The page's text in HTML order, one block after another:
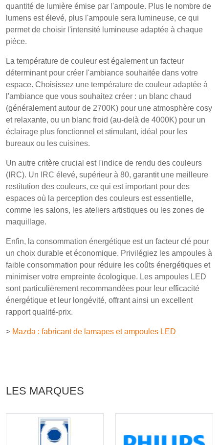
quantité de lumière émise par l'ampoule. Plus le nombre de
lumens est élevé, plus l'ampoule sera lumineuse, ce qui
permet de choisir l'intensité lumineuse adaptée à chaque
pièce.
La température de couleur est également un facteur
déterminant pour créer l'ambiance souhaitée dans votre
espace. Choisissez une température de couleur adaptée à
l'ambiance que vous souhaitez créer : un blanc chaud
(généralement autour de 2700K) pour une atmosphère cosy
et relaxante, ou un blanc froid (au-delà de 4000K) pour un
éclairage plus fonctionnel et stimulant, idéal pour les
bureaux ou les cuisines.
Un autre critère crucial est l'indice de rendu des couleurs
(IRC). Un IRC élevé, supérieur à 80, garantit une meilleure
restitution des couleurs, ce qui est important pour des
espaces où la perception des couleurs est essentielle,
comme les salons, les ateliers artistiques ou les zones de
maquillage.
Enfin, la consommation énergétique est un facteur clé pour
un choix durable et économique. Privilégiez les ampoules à
faible consommation pour réduire les coûts énergétiques et
minimiser votre empreinte écologique. Les ampoules LED
sont particulièrement recommandées pour leur efficacité
énergétique et leur longévité, offrant ainsi un excellent
rapport qualité-prix.
> Mazda : fabricant de lamapes et ampoules LED
LES MARQUES